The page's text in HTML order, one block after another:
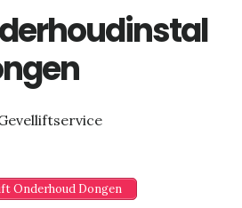
Onderhoud Dongen